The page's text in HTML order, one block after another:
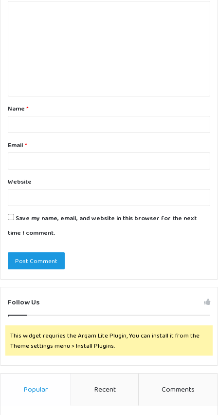
t
*Name *
Email *
Website
Save my name, email, and website in this browser for the next
time I comment.
Follow Us
This widget requries the Arqam Lite Plugin, You can install it from the
Theme settings menu > Install Plugins.
Popular Recent Comments